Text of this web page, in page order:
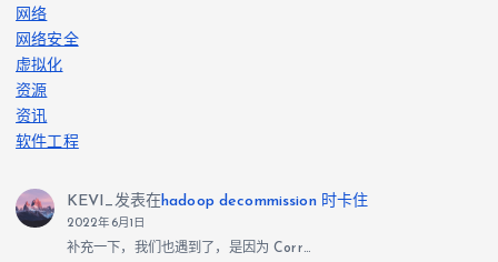
网络
网络安全
虚拟化
资源
资讯
软件工程
KEVI_发表在hadoop decommission 时卡住
2022年6月1日
补充一下，我们也遇到了，是因为 Corr…